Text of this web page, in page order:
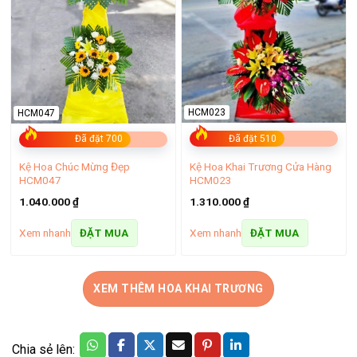
Đã đặt 700
HCM047
Kệ Hoa Chúc Mừng Đẹp
HCM047
1.040.000₫
Xem nhanh ĐẶT MUA
Đã đặt 510
HCM023
Kệ Hoa Khai Trương Cửa Hàng
HCM023
1.310.000₫
Xem nhanh ĐẶT MUA
XEM THÊM HOA KHAI TRƯƠNG
Chia sẻ lên: